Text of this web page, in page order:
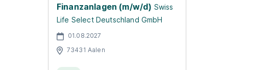
Finanzanlagen (m/w/d) Swiss
Life Select Deutschland GmbH
01.08.2027
73431 Aalen